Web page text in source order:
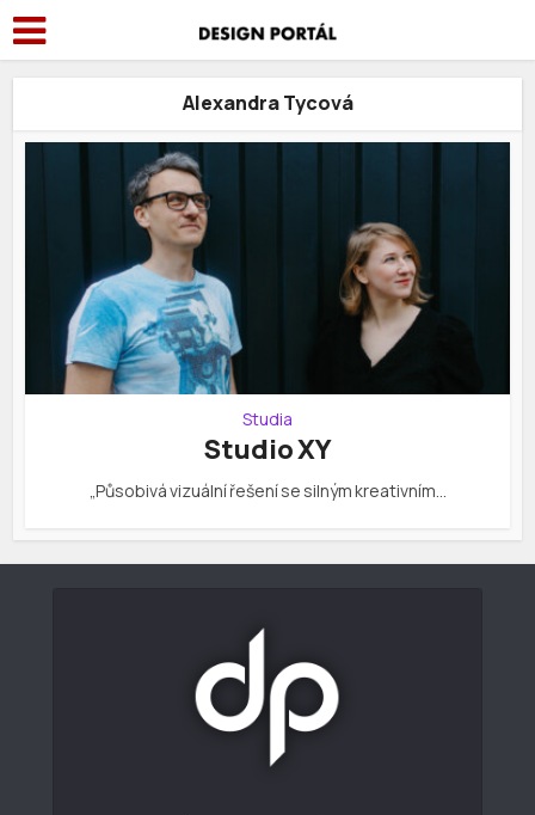
Alexandra Tycová
Studia
Studio XY
„Působivá vizuální řešení se silným kreativním…